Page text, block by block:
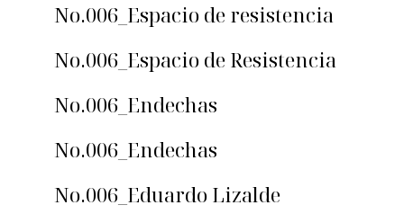
No.006_Espacio de resistencia
No.006_Espacio de Resistencia
No.006_Endechas
No.006_Endechas
No.006_Eduardo Lizalde